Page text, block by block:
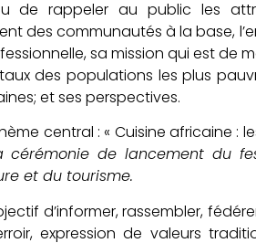
de rappeler au public les
des communautés à la base,
sa mission qui est de
des populations les plus
et ses perspectives.
central : « Cuisine africaine
cérémonie de lancement du
et du tourisme.
d’informer, rassembler,
expression de valeurs